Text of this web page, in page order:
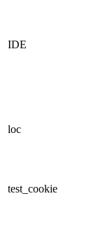
IDE
loc
test_cookie